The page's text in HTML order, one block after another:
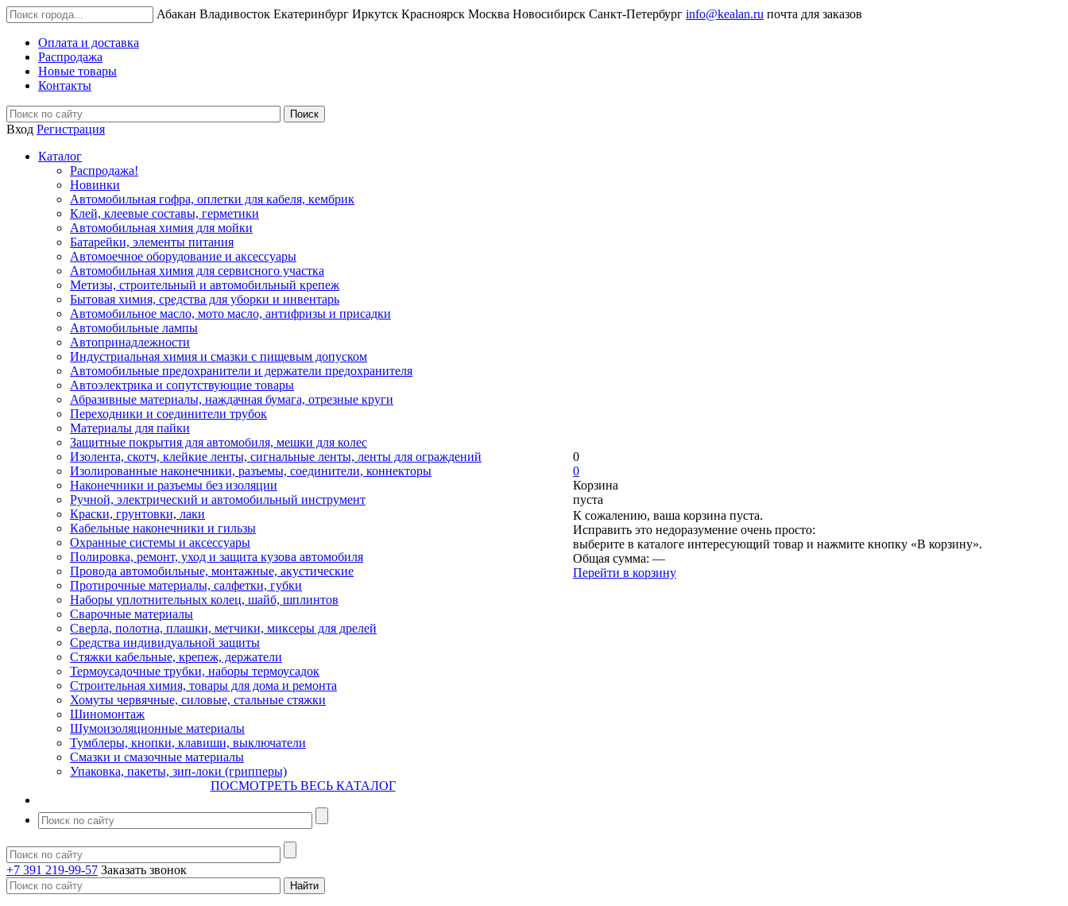
Абакан Владивосток Екатеринбург Иркутск Красноярск Москва Новосибирск Санкт-Петербург info@kealan.ru почта для заказов
Оплата и доставка
Распродажа
Новые товары
Контакты
Вход Регистрация
Каталог
Распродажа!
Новинки
Автомобильная гофра, оплетки для кабеля, кембрик
Клей, клеевые составы, герметики
Автомобильная химия для мойки
Батарейки, элементы питания
Автомоечное оборудование и аксессуары
Автомобильная химия для сервисного участка
Метизы, строительный и автомобильный крепеж
Бытовая химия, средства для уборки и инвентарь
Автомобильное масло, мото масло, антифризы и присадки
Автомобильные лампы
Автопринадлежности
Индустриальная химия и смазки с пищевым допуском
Автомобильные предохранители и держатели предохранителя
Автоэлектрика и сопутствующие товары
Абразивные материалы, наждачная бумага, отрезные круги
Переходники и соединители трубок
Материалы для пайки
Защитные покрытия для автомобиля, мешки для колес
Изолента, скотч, клейкие ленты, сигнальные ленты, ленты для ограждений
Изолированные наконечники, разъемы, соединители, коннекторы
Наконечники и разъемы без изоляции
Ручной, электрический и автомобильный инструмент
Краски, грунтовки, лаки
Кабельные наконечники и гильзы
Охранные системы и аксессуары
Полировка, ремонт, уход и защита кузова автомобиля
Провода автомобильные, монтажные, акустические
Протирочные материалы, салфетки, губки
Наборы уплотнительных колец, шайб, шплинтов
Сварочные материалы
Сверла, полотна, плашки, метчики, миксеры для дрелей
Средства индивидуальной защиты
Стяжки кабельные, крепеж, держатели
Термоусадочные трубки, наборы термоусадок
Строительная химия, товары для дома и ремонта
Хомуты червячные, силовые, стальные стяжки
Шиномонтаж
Шумоизоляционные материалы
Тумблеры, кнопки, клавиши, выключатели
Смазки и смазочные материалы
Упаковка, пакеты, зип-локи (грипперы)
ПОСМОТРЕТЬ ВЕСЬ КАТАЛОГ
+7 391 219-99-57 Заказать звонок
0
0
Корзина
пуста
К сожалению, ваша корзина пуста.
Исправить это недоразумение очень просто:
выберите в каталоге интересующий товар и нажмите кнопку «В корзину».
Общая сумма: —
Перейти в корзину